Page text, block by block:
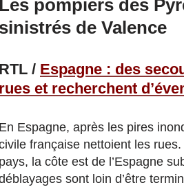
Les pompiers des
sinistrés de Valence
RTL / Espagne : des
rues et recherchent
En Espagne, après les pires
française nettoient les
pays, la côte est de l’Espagne
sont loin d’être